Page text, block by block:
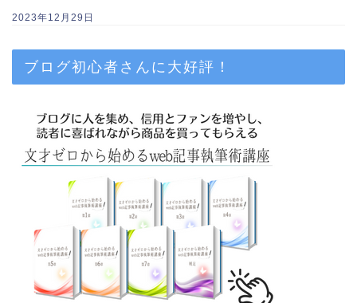
2023年12月29日
ブログ初心者さんに大好評！